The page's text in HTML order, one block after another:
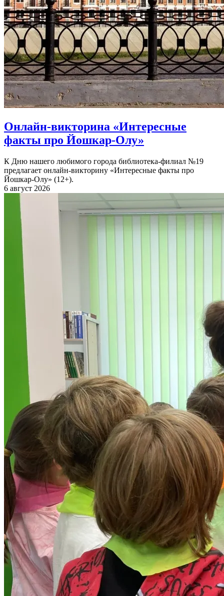
Онлайн-викторина «Интересные
факты про Йошкар-Олу»
К Дню нашего любимого города библиотека-филиал №19
предлагает онлайн-викторину «Интересные факты про
Йошкар-Олу» (12+).
6 август 2026